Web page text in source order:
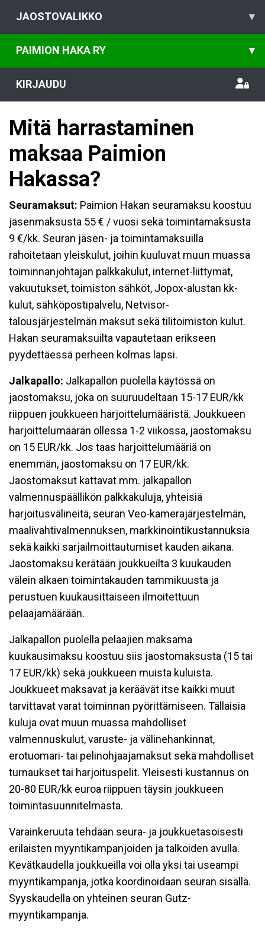
JAOSTOVALIKKO ▾
PAIMION HAKA RY ▾
KIRJAUDU
Mitä harrastaminen
maksaa Paimion
Hakassa?
Seuramaksut: Paimion Hakan seuramaksu koostuu
jäsenmaksusta 55 € / vuosi sekä toimintamaksusta
9 €/kk. Seuran jäsen- ja toimintamaksuilla
rahoitetaan yleiskulut, joihin kuuluvat muun muassa
toiminnanjohtajan palkkakulut, internet-liittymät,
vakuutukset, toimiston sähköt, Jopox-alustan kk-
kulut, sähköpostipalvelu, Netvisor-
talousjärjestelmän maksut sekä tilitoimiston kulut.
Hakan seuramaksuilta vapautetaan erikseen
pyydettäessä perheen kolmas lapsi.
Jalkapallo: Jalkapallon puolella käytössä on
jaostomaksu, joka on suuruudeltaan 15-17 EUR/kk
riippuen joukkueen harjoittelumääristä. Joukkueen
harjoittelumäärän ollessa 1-2 viikossa, jaostomaksu
on 15 EUR/kk. Jos taas harjoittelumääriä on
enemmän, jaostomaksu on 17 EUR/kk.
Jaostomaksut kattavat mm. jalkapallon
valmennuspäällikön palkkakuluja, yhteisiä
harjoitusvälineitä, seuran Veo-kamerajärjestelmän,
maalivahtivalmennuksen, markkinointikustannuksia
sekä kaikki sarjailmoittautumiset kauden aikana.
Jaostomaksu kerätään joukkueilta 3 kuukauden
välein alkaen toimintakauden tammikuusta ja
perustuen kuukausittaiseen ilmoitettuun
pelaajamäärään.
Jalkapallon puolella pelaajien maksama
kuukausimaksu koostuu siis jaostomaksusta (15 tai
17 EUR/kk) sekä joukkueen muista kuluista.
Joukkueet maksavat ja keräävät itse kaikki muut
tarvittavat varat toiminnan pyörittämiseen. Tällaisia
kuluja ovat muun muassa mahdolliset
valmennuskulut, varuste- ja välinehankinnat,
erotuomari- tai pelinohjaajamaksut sekä mahdolliset
turnaukset tai harjoituspelit. Yleisesti kustannus on
20-80 EUR/kk euroa riippuen täysin joukkueen
toimintasuunnitelmasta.
Varainkeruuta tehdään seura- ja joukkuetasoisesti
erilaisten myyntikampanjoiden ja talkoiden avulla.
Kevätkaudella joukkueilla voi olla yksi tai useampi
myyntikampanja, jotka koordinoidaan seuran sisällä.
Syyskaudella on yhteinen seuran Gutz-
myyntikampanja.